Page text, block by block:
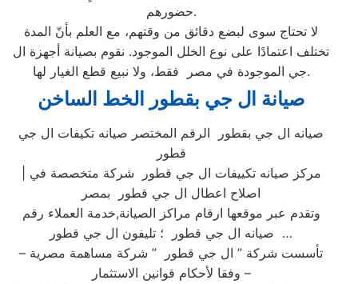
حضورهم.
لا تحتاج سوى لبضع دقائق من وقتهم، مع العلم بأنّ المدة
تختلف اعتمادًا على نوع الخلل الموجود. نقوم بصيانة أجهزة ال
جي الموجودة في مصر فقط، ولا نبيع قطع الغيار لها.
صيانة ال جي بقطور الخط الساخن
صيانه ال جي بقطور الرقم المختصر صيانه تكيفات ال جي
قطور
اصلاح اعطال ال جي قطور بمصر
وتقدم عبر موقعها ارقام مراكز الصيانة,خدمة العملاء رقم
صيانه ال جي قطور ؛ تليفون ال جي قطور …
تأسست شركة ” ال جي قطور ” شركة مساهمة مصرية –
وفقا لأحكام قوانين الاستثمار –